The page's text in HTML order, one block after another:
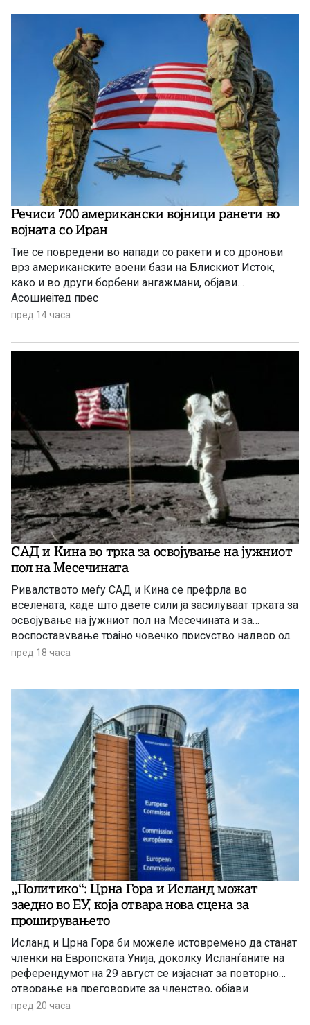
Речиси 700 американски војници ранети во
војната со Иран
Тие се повредени во напади со ракети и со дронови
врз американските воени бази на Блискиот Исток,
како и во други борбени ангажмани, објави
Асошиејтед прес
пред 14 часа
САД и Кина во трка за освојување на јужниот
пол на Месечината
Ривалството меѓу САД и Кина се префрла во
вселената, каде што двете сили ја засилуваат трката за
освојување на јужниот пол на Месечината и за
воспоставување трајно човечко присуство надвор од
Земјата.
пред 18 часа
„Политико“: Црна Гора и Исланд можат
заедно во ЕУ, која отвара нова сцена за
проширувањето
Исланд и Црна Гора би можеле истовремено да станат
членки на Европската Унија, доколку Исланѓаните на
референдумот на 29 август се изјаснат за повторно
отворање на преговорите за членство, објави
„Политико“, повикувајќи се на европски претставници
пред 20 часа